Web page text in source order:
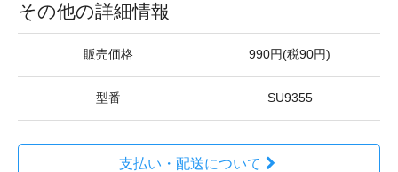
その他の詳細情報
販売価格 990円(税90円)
型番 SU9355
支払い・配送について